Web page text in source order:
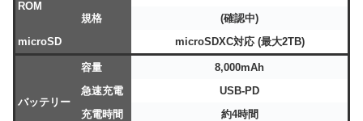
ROM
規格
(確認中)
microSD
microSDXC対応 (最大2TB)
バッテリー
容量
8,000mAh
急速充電
USB-PD
充電時間
約4時間